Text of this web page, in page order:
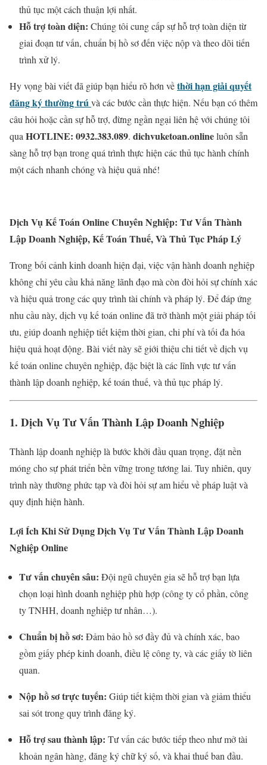
thủ tục một cách thuận lợi nhất.
Hỗ trợ toàn diện: Chúng tôi cung cấp sự hỗ trợ toàn diện từ
giai đoạn tư vấn, chuẩn bị hồ sơ đến việc nộp và theo dõi tiến
trình xử lý.
Hy vọng bài viết đã giúp bạn hiểu rõ hơn vềthời hạn giải quyết
đăng ký thường trúvà các bước cần thực hiện. Nếu bạn có thêm
câu hỏi hoặc cần sự hỗ trợ, đừng ngần ngại liên hệ với chúng tôi
quaHOTLINE: 0932.383.089. dichvuketoan.onlineluôn sẵn
sàng hỗ trợ bạn trong quá trình thực hiện các thủ tục hành chính
một cách nhanh chóng và hiệu quả nhé!
Dịch Vụ Kế Toán Online Chuyên Nghiệp: Tư Vấn Thành
Lập Doanh Nghiệp, Kế Toán Thuế, Và Thủ Tục Pháp Lý
Trong bối cảnh kinh doanh hiện đại, việc vận hành doanh nghiệp
không chỉ yêu cầu khả năng lãnh đạo mà còn đòi hỏi sự chính xác
và hiệu quả trong các quy trình tài chính và pháp lý. Để đáp ứng
nhu cầu này, dịch vụ kế toán online đã trở thành một giải pháp tối
ưu, giúp doanh nghiệp tiết kiệm thời gian, chi phí và tối đa hóa
hiệu quả hoạt động. Bài viết này sẽ giới thiệu chi tiết về dịch vụ
kế toán online chuyên nghiệp, đặc biệt là các lĩnh vực tư vấn
thành lập doanh nghiệp, kế toán thuế, và thủ tục pháp lý.
1. Dịch Vụ Tư Vấn Thành Lập Doanh Nghiệp
Thành lập doanh nghiệp là bước khởi đầu quan trọng, đặt nền
móng cho sự phát triển bền vững trong tương lai. Tuy nhiên, quy
trình này thường phức tạp và đòi hỏi sự am hiểu về pháp luật và
quy định hiện hành.
Lợi Ích Khi Sử Dụng Dịch Vụ Tư Vấn Thành Lập Doanh
Nghiệp Online
Tư vấn chuyên sâu: Đội ngũ chuyên gia sẽ hỗ trợ bạn lựa
chọn loại hình doanh nghiệp phù hợp (công ty cổ phần, công
ty TNHH, doanh nghiệp tư nhân…).
Chuẩn bị hồ sơ: Đảm bảo hồ sơ đầy đủ và chính xác, bao
gồm giấy phép kinh doanh, điều lệ công ty, và các giấy tờ liên
quan.
Nộp hồ sơ trực tuyến: Giúp tiết kiệm thời gian và giảm thiểu
sai sót trong quy trình đăng ký.
Hỗ trợ sau thành lập: Tư vấn các bước tiếp theo như mở tài
khoản ngân hàng, đăng ký chữ ký số, và khai thuế ban đầu.